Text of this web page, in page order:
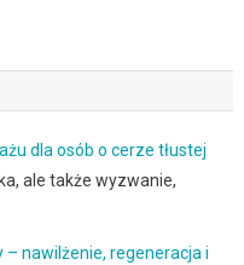
dla osób o cerze tłustej
ale także wyzwanie,
– nawilżenie, regeneracja i